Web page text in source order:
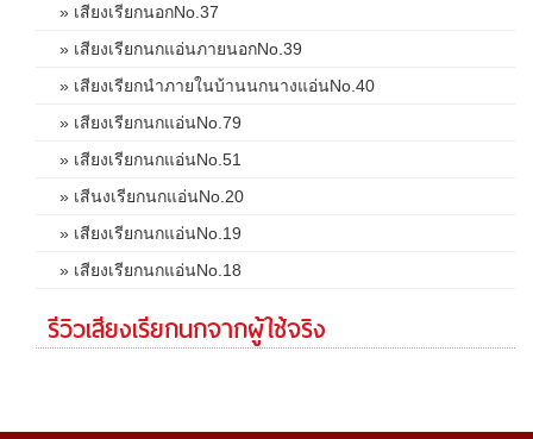
» เสียงเรียกนอกNo.37
» เสียงเรียกนกแอ่นภายนอกNo.39
» เสียงเรียกนำภายในบ้านนกนางแอ่นNo.40
» เสียงเรียกนกแอ่นNo.79
» เสียงเรียกนกแอ่นNo.51
» เสีนงเรียกนกแอ่นNo.20
» เสียงเรียกนกแอ่นNo.19
» เสียงเรียกนกแอ่นNo.18
รีวิวเสียงเรียกนกจากผู้ใช้จริง